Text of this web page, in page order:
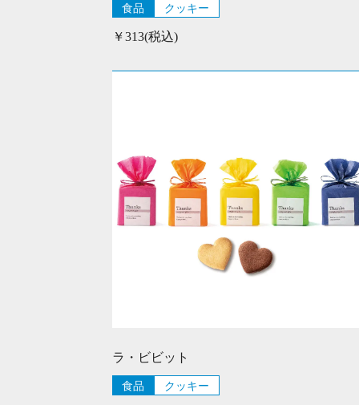
食品 クッキー
￥313(税込)
ラ・ビビット
食品 クッキー